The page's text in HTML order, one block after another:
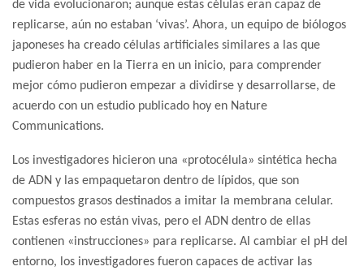
de vida evolucionaron; aunque estas células eran capaz de
replicarse, aún no estaban ‘vivas’. Ahora, un equipo de biólogos
japoneses ha creado células artificiales similares a las que
pudieron haber en la Tierra en un inicio, para comprender
mejor cómo pudieron empezar a dividirse y desarrollarse, de
acuerdo con un estudio publicado hoy en Nature
Communications.
Los investigadores hicieron una «protocélula» sintética hecha
de ADN y las empaquetaron dentro de lípidos, que son
compuestos grasos destinados a imitar la membrana celular.
Estas esferas no están vivas, pero el ADN dentro de ellas
contienen «instrucciones» para replicarse. Al cambiar el pH del
entorno, los investigadores fueron capaces de activar las